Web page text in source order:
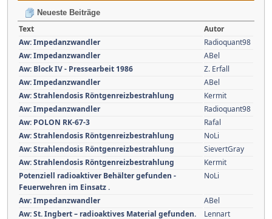
Neueste Beiträge
Text
Autor
Aw: Impedanzwandler
Radioquant98
Aw: Impedanzwandler
ABel
Aw: Block IV - Pressearbeit 1986
Z. Erfall
Aw: Impedanzwandler
ABel
Aw: Strahlendosis Röntgenreizbestrahlung
Kermit
Aw: Impedanzwandler
Radioquant98
Aw: POLON RK-67-3
Rafal
Aw: Strahlendosis Röntgenreizbestrahlung
NoLi
Aw: Strahlendosis Röntgenreizbestrahlung
SievertGray
Aw: Strahlendosis Röntgenreizbestrahlung
Kermit
Potenziell radioaktiver Behälter gefunden -
Feuerwehren im Einsatz .
NoLi
Aw: Impedanzwandler
ABel
Aw: St. Ingbert – radioaktives Material gefunden.
Lennart